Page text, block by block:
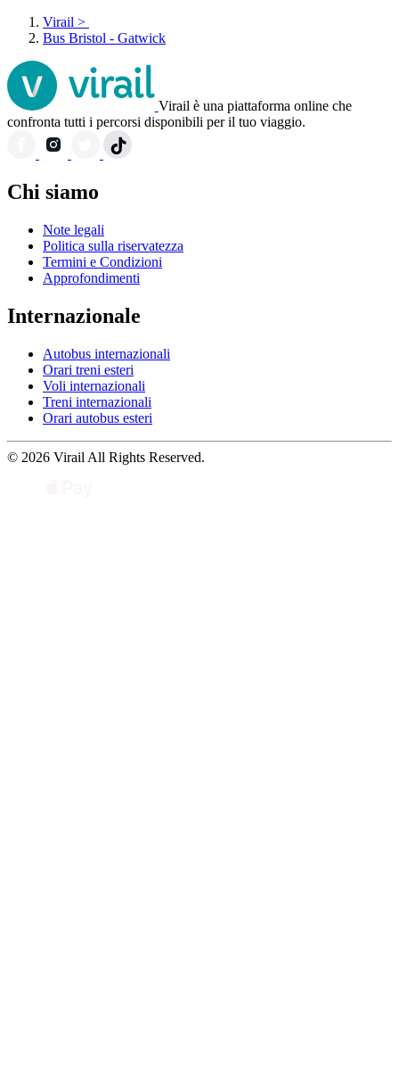
Virail >
Bus Bristol - Gatwick
Virail è una piattaforma online che
confronta tutti i percorsi disponibili per il tuo viaggio.
Chi siamo
Note legali
Politica sulla riservatezza
Termini e Condizioni
Approfondimenti
Internazionale
Autobus internazionali
Orari treni esteri
Voli internazionali
Treni internazionali
Orari autobus esteri
© 2026 Virail All Rights Reserved.